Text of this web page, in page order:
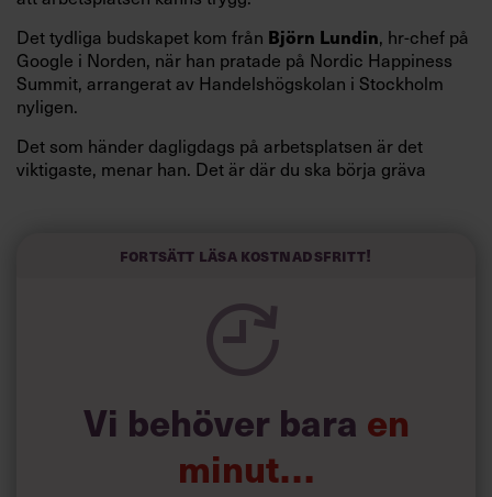
Det tydliga budskapet kom från Björn Lundin, hr-chef på
Google i Norden, när han pratade på Nordic Happiness
Summit, arrangerat av Handelshögskolan i Stockholm
nyligen.
Det som händer dagligdags på arbetsplatsen är det
viktigaste, menar han. Det är där du ska börja gräva
och höjt arbetsglädjen på Google:
Fortsätt läsa kostnadsfritt!
Vi behöver bara en
minut…